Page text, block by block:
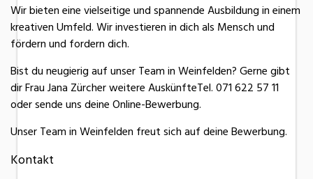
Wir bieten eine vielseitige und spannende Ausbildung in einem
kreativen Umfeld. Wir investieren in dich als Mensch und
fördern und fordern dich.
Bist du neugierig auf unser Team in Weinfelden? Gerne gibt
dir Frau Jana Zürcher weitere AuskünfteTel. 071 622 57 11
oder sende uns deine Online-Bewerbung.
Unser Team in Weinfelden freut sich auf deine Bewerbung.
Kontakt